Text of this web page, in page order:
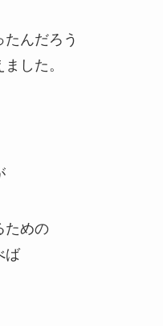
んだろう
した。
ための
ば